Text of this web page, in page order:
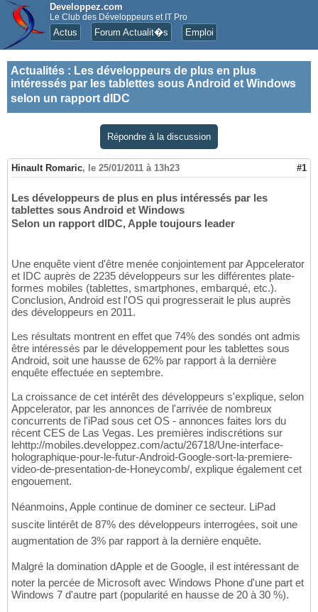
Developpez.com
Le Club des Développeurs et IT Pro
Actus Forum Actualit�s Emploi
Actualités : Les développeurs de plus en plus
intéressés par les tablettes sous Android et Windows
selon un rapport dIDC
Répondre à la discussion
Hinault Romaric, le 25/01/2011 à 13h23 #1
Les développeurs de plus en plus intéressés par les
tablettes sous Android et Windows
Selon un rapport dIDC, Apple toujours leader
Une enquête vient d'être menée conjointement par Appcelerator
et IDC auprès de 2235 développeurs sur les différentes plate-
formes mobiles (tablettes, smartphones, embarqué, etc.).
Conclusion, Android est l'OS qui progresserait le plus auprès
des développeurs en 2011.
Les résultats montrent en effet que 74% des sondés ont admis
être intéressés par le développement pour les tablettes sous
Android, soit une hausse de 62% par rapport à la dernière
enquête effectuée en septembre.
La croissance de cet intérêt des développeurs s'explique, selon
Appcelerator, par les annonces de l'arrivée de nombreux
concurrents de l'iPad sous cet OS - annonces faites lors du
récent CES de Las Vegas. Les premières indiscrétions sur
lehttp://mobiles.developpez.com/actu/26718/Une-interface-
holographique-pour-le-futur-Android-Google-sort-la-premiere-
video-de-presentation-de-Honeycomb/, explique également cet
engouement.
Néanmoins, Apple continue de dominer ce secteur. LiPad
suscite lintérêt de 87% des développeurs interrogées, soit une
augmentation de 3% par rapport à la dernière enquête.
Malgré la domination dApple et de Google, il est intéressant de
noter la percée de Microsoft avec Windows Phone d'une part et
Windows 7 d'autre part (popularité en hausse de 20 à 30 %).